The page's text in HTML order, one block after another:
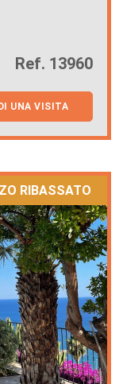
Ref. 13960
UNA VISITA
RIBASSATO